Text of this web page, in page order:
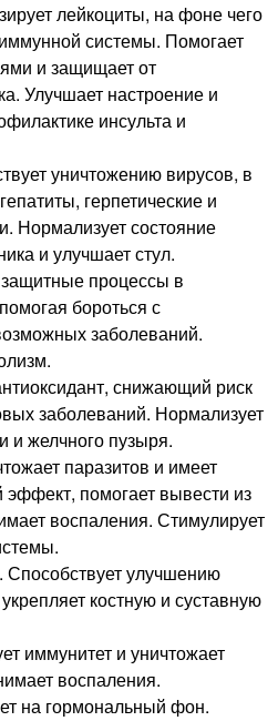
лейкоциты, на фоне чего
системы. Помогает
и защищает от
Улучшает настроение и
инсульта и
уничтожению вирусов, в
герпетические и
Нормализует состояние
и улучшает стул.
процессы в
бороться с
заболеваний.
снижающий риск
заболеваний. Нормализует
и желчного пузыря.
паразитов и имеет
помогает вывести из
воспаления. Стимулирует
Способствует улучшению
костную и суставную
иммунитет и уничтожает
воспаления.
на гормональный фон.